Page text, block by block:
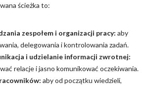
ścieżka to:
zespołem i organizacji pracy: aby
delegowania i kontrolowania zadań.
i udzielanie informacji zwrotnej:
relacje i jasno komunikować oczekiwania.
aby od początku wiedzieli,